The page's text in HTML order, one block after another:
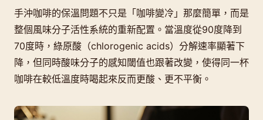
手沖咖啡的保溫問題不只是「咖啡變冷」那麼簡單，而是
整個風味分子活性系統的重新配置。當溫度從90度降到
70度時，綠原酸（chlorogenic acids）分解速率顯著下
降，但同時酸味分子的感知閾值也跟著改變，使得同一杯
咖啡在較低溫度時喝起來反而更酸、更不平衡。